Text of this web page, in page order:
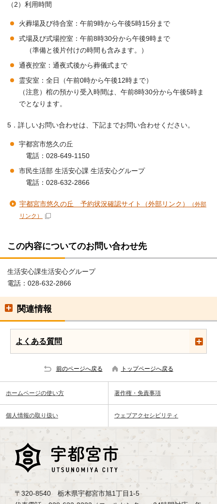
（2）利用時間
火葬場及び待合室：午前9時から午後5時15分まで
式場及び式場控室：午前8時30分から午後9時まで
（準備と後片付けの時間も含みます。）
通夜控室：通夜式後から葬儀式まで
霊安室：全日（午前0時から午後12時まで）
（注意）棺の預かり受入時間は、午前8時30分から午後5時ま
でとなります。
5．詳しいお問い合わせは、下記までお問い合わせください。
宇都宮市悠久の丘
電話：028-649-1150
市民生活部 生活安心課 生活安心グループ
電話：028-632-2866
宇都宮市悠久の丘 予約状況確認サイト（外部リンク）
（外部
リンク）
この内容についてのお問い合わせ先
生活安心課生活安心グループ
電話：028-632-2866
関連情報
よくある質問
前のページへ戻る トップページへ戻る
ホームページの使い方 著作権・免責事項
個人情報の取り扱い ウェブアクセシビリティ
〒320-8540 栃木県宇都宮市旭1丁目1-5